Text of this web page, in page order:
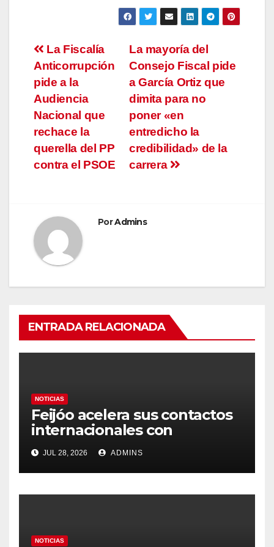
Navegación
de
entradas
La mayoría del
Consejo Fiscal pide
a García Ortiz que
dimita para no
poner «en
entredicho la
credibilidad» de la
carrera
La Fiscalía
Anticorrupción
pide a la
Audiencia
Nacional que
rechace la
querella del PP
contra el PSOE
PorAdmins
ENTRADA RELACIONADA
NOTICIAS
Feijóo acelera sus contactos
internacionales con
Latinoamérica como socio
prioritario en su agenda de
gobierno
JUL 28, 2026 ADMINS
NOTICIAS